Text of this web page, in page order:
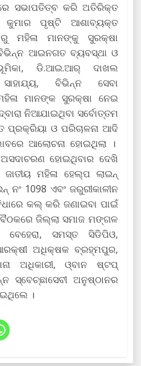
ସଭାପତିତ୍ବ କରି ଅତିରିକ୍ତ
କୁମାର ପୃଷ୍ଟି ଆଶାବ୍ୟକ୍ତ
ମହିଳା ମାନଙ୍କୁ ସୁରକ୍ଷା
ଆଇନଗତ ବ୍ୟବସ୍ଥା ଓ
ଡି.ଆଇ.ଆର୍ ଦାଖଲ
ବିଭିନ୍ନ ସେବା
ମାନଙ୍କ ସୁରକ୍ଷା ନେଇ
ନିଆଯାଇଥିବା ସର୍ବୋତ୍ତମ
ଓ ପରିଚାଳନା ଆଦି
ଆଲୋଚନା ହୋଇଥିଲା ।
ଅସଦାଚରଣ ହୋଇଥିବାର ଦେଖି
ମହିଳା ହେଲ୍ପ ଲାଇନ୍
ନଂ 1098 ଏବଂ ଜରୁରୀକାଳୀନ
କଲ୍ କରି ଜଣାଇବା ପାଇଁ
ଜିଲ୍ଲା ସମାଜ ମଙ୍ଗଳ
ସମସ୍ତ ସିଡିପିଓ,
ଅଧିକ୍ଷକ ବ୍ରହ୍ମପୁର,
ଅଧିକାରୀ, ଓ୍ବାନ ଷ୍ଟପ୍
ସ୍ବେଚ୍ଛାସେବୀ ଅନୁଷ୍ଠାନର
।